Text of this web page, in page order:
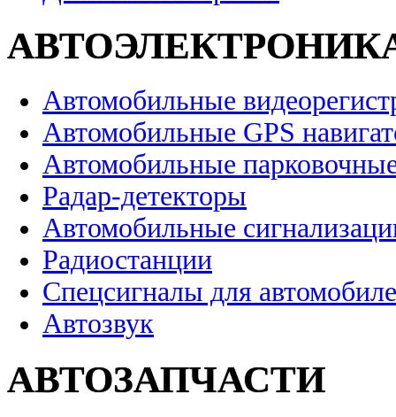
Автомобильные
Автомобильные GPS
Автомобильные
Радар-детекторы
Автомобильные
Радиостанции
Спецсигналы для
Автозвук
АВТОЗАПЧАСТИ